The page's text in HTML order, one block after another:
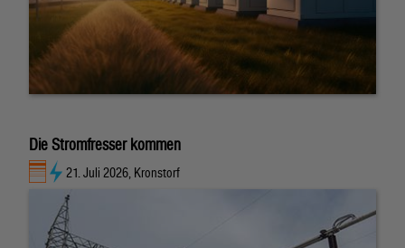
Die Stromfresser kommen
21. Juli 2026, Kronstorf